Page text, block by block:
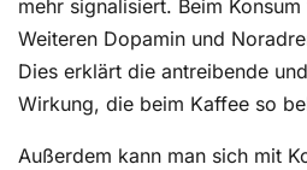
mehr signalisiert. Beim
Weiteren Dopamin und
Dies erklärt die antreibende
Wirkung, die beim Kaffee so
Außerdem kann man sich mit